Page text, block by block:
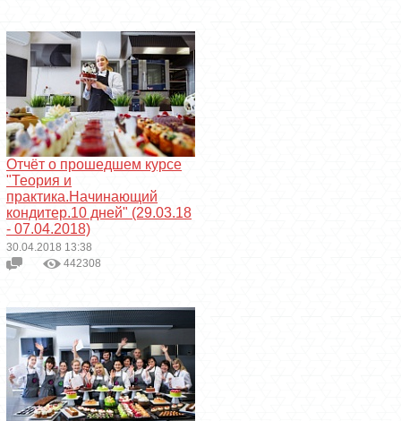
Отчёт о прошедшем курсе
"Теория и
практика.Начинающий
кондитер.10 дней" (29.03.18
- 07.04.2018)
30.04.2018 13:38
442308